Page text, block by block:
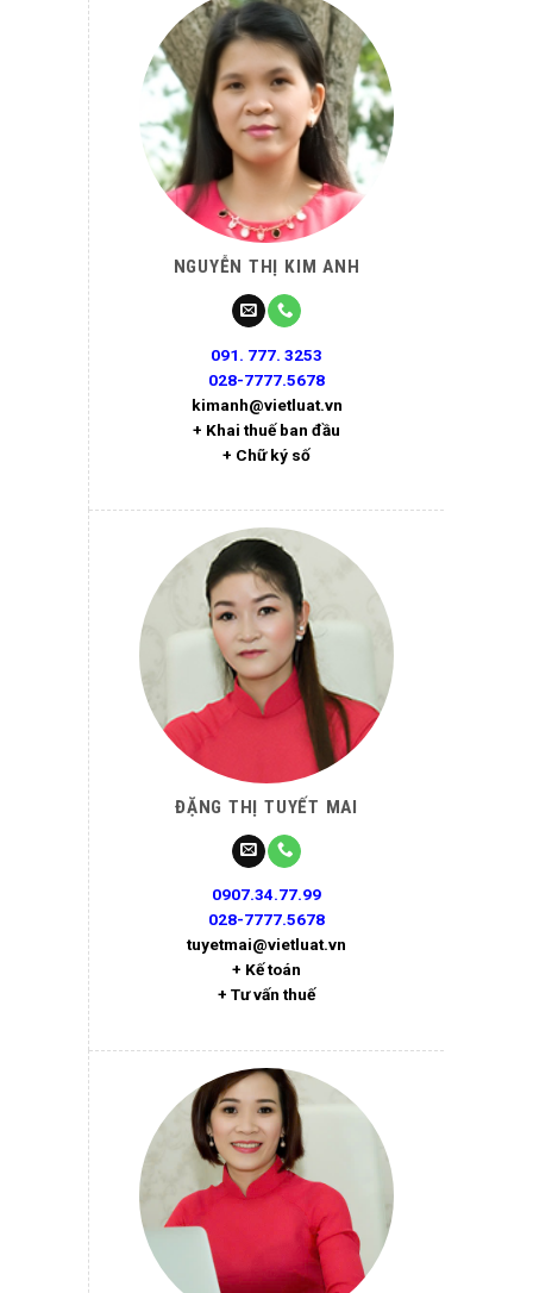
NGUYỄN THỊ KIM ANH
091. 777. 3253
028-7777.5678
kimanh@vietluat.vn
+ Khai thuế ban đầu
+ Chữ ký số
ĐẶNG THỊ TUYẾT MAI
0907.34.77.99
028-7777.5678
tuyetmai@vietluat.vn
+ Kế toán
+ Tư vấn thuế